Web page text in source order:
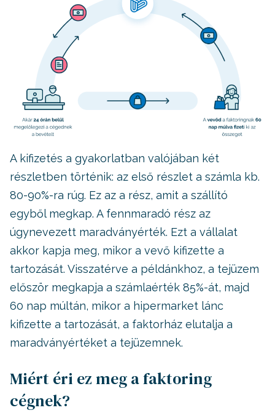
A kifizetés a gyakorlatban valójában két
részletben történik: az első részlet a számla kb.
80-90%-ra rúg. Ez az a rész, amit a szállító
egyből megkap. A fennmaradó rész az
úgynevezett maradványérték. Ezt a vállalat
akkor kapja meg, mikor a vevő kifizette a
tartozását. Visszatérve a példánkhoz, a tejüzem
először megkapja a számlaérték 85%-át, majd
60 nap múltán, mikor a hipermarket lánc
kifizette a tartozását, a faktorház elutalja a
maradványértéket a tejüzemnek.
Miért éri ez meg a faktoring
cégnek?